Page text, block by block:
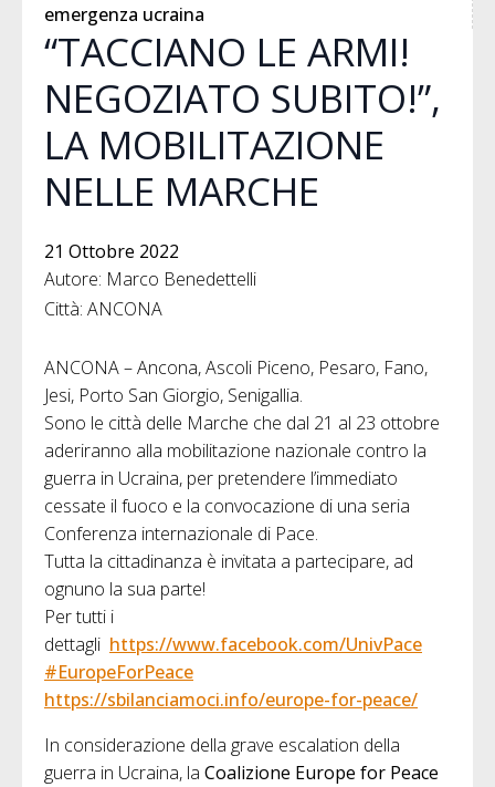
emergenza ucraina
“TACCIANO LE ARMI!
NEGOZIATO SUBITO!”,
LA MOBILITAZIONE
NELLE MARCHE
21 Ottobre 2022
Autore: Marco Benedettelli
Città: ANCONA
ANCONA – Ancona, Ascoli Piceno, Pesaro, Fano,
Jesi, Porto San Giorgio, Senigallia.
Sono le città delle Marche che dal 21 al 23 ottobre
aderiranno alla mobilitazione nazionale contro la
guerra in Ucraina, per pretendere l’immediato
cessate il fuoco e la convocazione di una seria
Conferenza internazionale di Pace.
Tutta la cittadinanza è invitata a partecipare, ad
ognuno la sua parte!
Per tutti i
dettagli https://www.facebook.com/UnivPace
#EuropeForPeace
https://sbilanciamoci.info/europe-for-peace/
In considerazione della grave escalation della
guerra in Ucraina, la Coalizione Europe for Peace